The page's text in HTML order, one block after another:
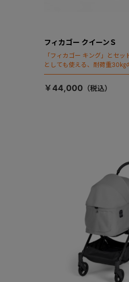
フィカゴー クイーンＳ
「フィカゴー キング」とセ
としても使える、耐荷重30㎏
ージが登場！
￥44,000